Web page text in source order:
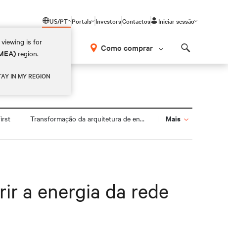
US/PT
is for
region.
IN MY REGION
Portals InvestorsContactos Iniciar sessão
Como comprar
Transformação da arquitetura de energia Mais
a energia da rede